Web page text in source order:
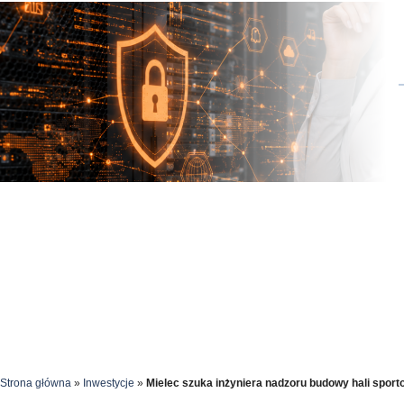
Strona główna » Inwestycje » Mielec szuka inżyniera nadzoru budowy hali